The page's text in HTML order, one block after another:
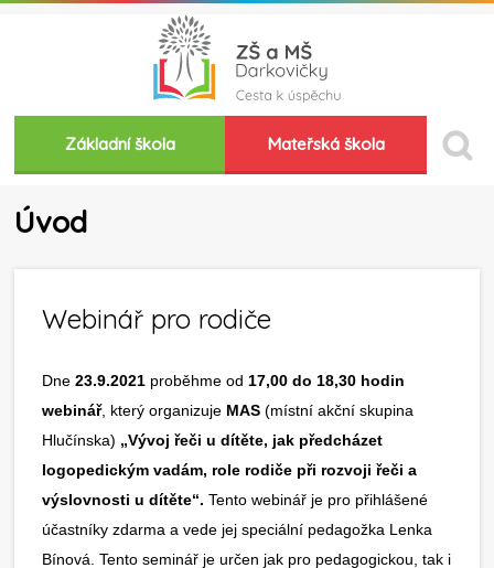
Základní škola Mateřská škola
Úvod
Webinář pro rodiče
Dne23.9.2021 proběhme od 17,00 do 18,30 hodin
webinář, který organizuje MAS (místní akční skupina
Hlučínska) „Vývoj řeči u dítěte, jak předcházet
logopedickým vadám, role rodiče při rozvoji řeči a
výslovnosti u dítěte“. Tento webinář je pro přihlášené
účastníky zdarma a vede jej speciální pedagožka Lenka
Bínová. Tento seminář je určen jak pro pedagogickou, tak i